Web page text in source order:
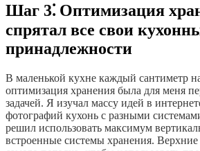
Шаг 3⁚ Оптимизация
спрятал все свои
принадлежности
В маленькой кухне каждый сантиметр
оптимизация хранения была для меня
задачей. Я изучал массу идей в
фотографий кухонь с разными
решил использовать максимум
встроенные системы хранения.